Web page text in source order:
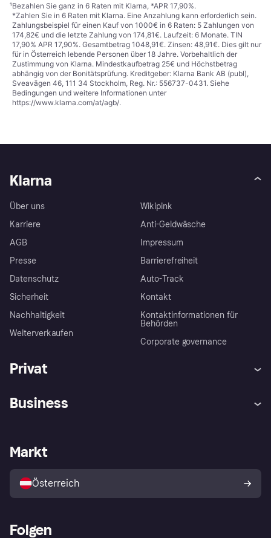
¹Bezahlen Sie ganz in 6 Raten mit Klarna, *APR 17,90%.
*Zahlen Sie in 6 Raten mit Klarna. Eine Anzahlung kann erforderlich sein.
Zahlungsbeispiel für einen Kauf von 1000€ in 6 Raten: 5 Zahlungen von
174,82€ und die letzte Zahlung von 174,81€. Laufzeit: 6 Monate. TIN
17,90% APR 17,90%. Gesamtbetrag 1048,91€. Zinsen: 48,91€. Dies gilt nur
für in Österreich lebende Personen über 18 Jahre. Vorbehaltlich der
Zustimmung von Klarna. Mindestkaufbetrag 25€ und Höchstbetrag
abhängig von der Bonitätsprüfung. Kreditgeber: Klarna Bank AB (publ),
Sveavägen 46, 111 34 Stockholm, Reg. Nr.: 556737-0431. Siehe
Bedingungen und weitere Informationen unter
https://www.klarna.com/at/agb/.
Klarna
Über uns
Karriere
AGB
Presse
Datenschutz
Sicherheit
Nachhaltigkeit
Weiterverkaufen
Wikipink
Anti-Geldwäsche
Impressum
Barrierefreiheit
Auto-Track
Kontakt
Kontaktinformationen für
Behörden
Corporate governance
Privat
Shops entdecken
Business
Händlerportal
Markt
Österreich
Folgen